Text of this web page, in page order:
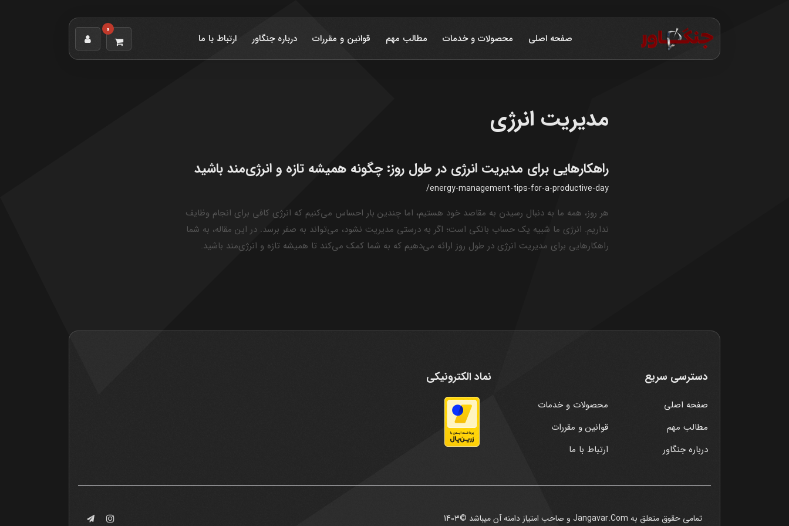
صفحه اصلی محصولات و خدمات مطالب مهم قوانین و مقررات درباره جنگاور ارتباط با ما
0
مدیریت انرژی
راهکارهایی برای مدیریت انرژی در طول روز: چگونه همیشه تازه و انرژی‌مند باشید
/energy-management-tips-for-a-productive-day
هر روز، همه ما به دنبال رسیدن به مقاصد خود هستیم، اما چندین بار احساس می‌کنیم که انرژی کافی برای انجام وظایف
نداریم. انرژی ما شبیه یک حساب بانکی است؛ اگر به درستی مدیریت نشود، می‌تواند به صفر برسد. در این مقاله، به شما
راهکارهایی برای مدیریت انرژی در طول روز ارائه می‌دهیم که به شما کمک می‌کند تا همیشه تازه و انرژی‌مند باشید.
دسترسی سریع
صفحه اصلی
محصولات و خدمات
مطالب مهم
قوانین و مقررات
درباره جنگاور
ارتباط با ما
نماد الکترونیکی
تمامی حقوق متعلق به Jangavar.Com و صاحب امتیاز دامنه آن میباشد ©1403